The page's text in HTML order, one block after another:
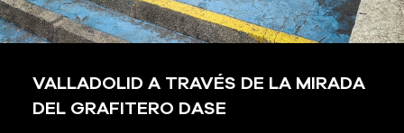
VALLADOLID A TRAVÉS DE LA MIRADA
DEL GRAFITERO DASE